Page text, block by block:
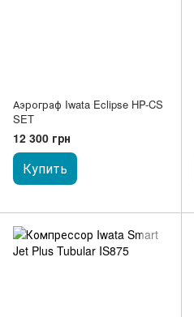
Аэрограф Iwata Eclipse HP-CS
SET
12 300 грн
Купить